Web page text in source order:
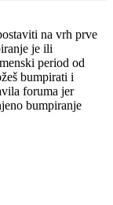
na vrh prve
je ili
period od
bumpirati i
foruma jer
bumpiranje